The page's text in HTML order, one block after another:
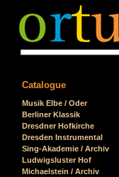
Catalogue
Skip
navigation
Musik Elbe / Oder
Berliner Klassik
Dresdner Hofkirche
Dresden Instrumental
Sing-Akademie / Archiv
Ludwigsluster Hof
Michaelstein / Archiv